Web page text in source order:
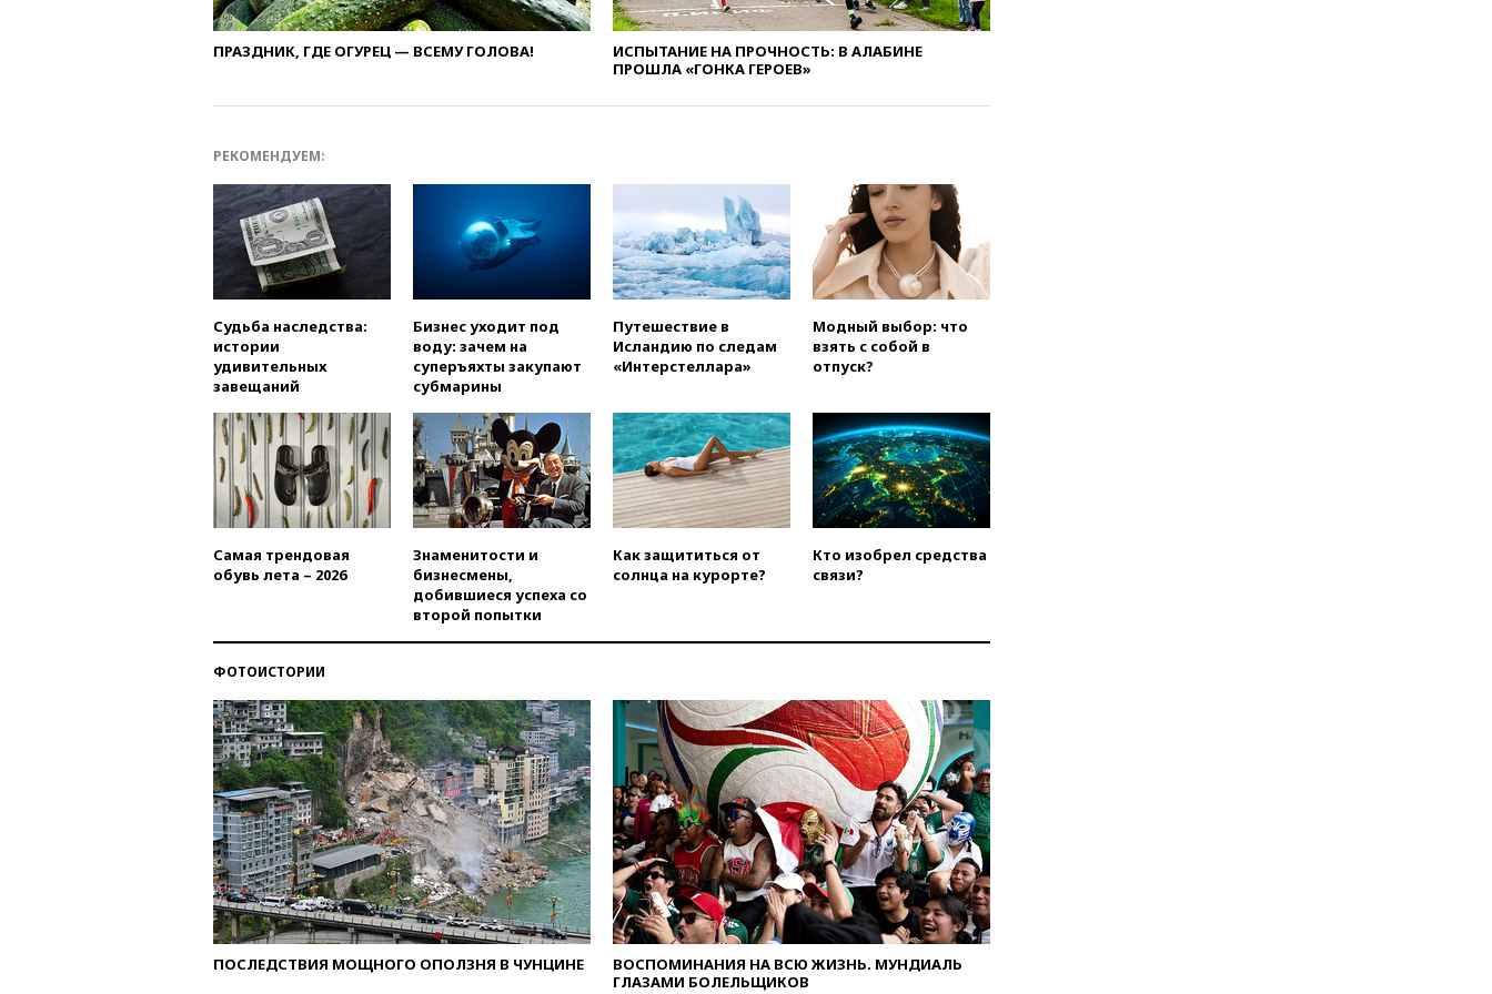
вчера, 22:45Литовец
протаранил погранпункт при
попытке попасть в Россию
анонсировал скорое
получили ножевые ранения
при нападении в Чехии
вчера, 22:00Путин поручил
выделить средства на новые
РЛС для Белгородской
вчера, 21:56The Atlantic: Маск
отказал Украине в
вчера, 21:35После пожара на
складе в Брянске возбудили
уголовное дело
вчера, 21:26Лидеры сборной
РФ по гимнастике получили
официальный отказ в визах от
Хорватии
НЛО
Украины с Польшей скопилось
свыше 6,5 тысячи грузовиков
вчера, 20:53Швыдкой:
«Интервидение» точно
пройдет в 2026 году
вчера, 20:45ПВО за день
сбила еще 75 украинских
беспилотников над Россией
вчера, 20:35Велосипедист
погиб при атаке FPV-дрона в
Белгородской области
вчера, 20:30
ПРАЗДНИК, ГДЕ ОГУРЕЦ — ВСЕМУ ГОЛОВА!
ИСПЫТАНИЕ НА ПРОЧНОСТЬ: В АЛАБИНЕ
ПРОШЛА «ГОНКА ГЕРОЕВ»
РЕКОМЕНДУЕМ:
Судьба наследства:
истории
удивительных
завещаний
Бизнес уходит под
воду: зачем на
суперъяхты закупают
субмарины
Путешествие в
Исландию по следам
«Интерстеллара»
Модный выбор: что
взять с собой в
отпуск?
Самая трендовая
обувь лета – 2026
Знаменитости и
бизнесмены,
добившиеся успеха со
второй попытки
Как защититься от
солнца на курорте?
Кто изобрел средства
связи?
ФОТОИСТОРИИ
ПОСЛЕДСТВИЯ МОЩНОГО ОПОЛЗНЯ В ЧУНЦИНЕ
ВОСПОМИНАНИЯ НА ВСЮ ЖИЗНЬ. МУНДИАЛЬ
ГЛАЗАМИ БОЛЕЛЬЩИКОВ